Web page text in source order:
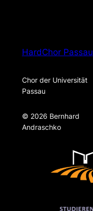
HardChor Passau
Chor der Universität
Passau
© 2026 Bernhard
Andraschko